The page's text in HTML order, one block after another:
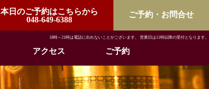
アクセス ご予約
本日のご予約はこちらから
048-649-6388
ご予約・お問合せ
18時～21時は電話に出れないことがございます。 営業日は11時以降の受付となります。